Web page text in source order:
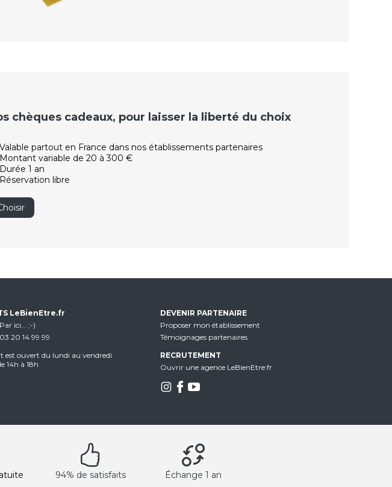
chèques cadeaux, pour laisser la liberté du choix
Valable partout en France dans nos établissements partenaires
Montant variable de 20 à 300 €
Durée 1 an
Réservation libre
LeBienEtre.fr
Par ici... ;-)
03 20 14 99 99
est ouvert du lundi au vendredi
14h à 18h
DEVENIR PARTENAIRE
Proposer mon établissement
Témoignages partenaires
RECRUTEMENT
Ouvrir une agence LeBienEtre.fr
94% de satisfaits Échange 1 an